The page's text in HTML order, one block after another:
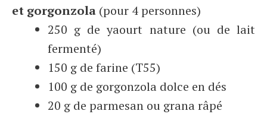
et gorgonzola (pour 4 personnes)
250 g de yaourt nature (ou de lait
fermenté)
150 g de farine (T55)
100 g de gorgonzola dolce en dés
20 g de parmesan ou grana râpé